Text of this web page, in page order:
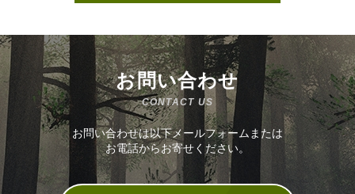
お問い合わせ
CONTACT US
お問い合わせは以下メールフォームまたは
お電話からお寄せください。